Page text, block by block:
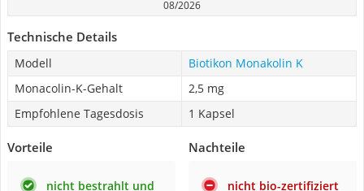
08/2026
Technische Details
Modell
Biotikon Monakolin K
Monacolin-K-Gehalt
2,5 mg
Empfohlene Tagesdosis
1 Kapsel
Vorteile
nicht bestrahlt und
Nachteile
nicht bio-zertifiziert